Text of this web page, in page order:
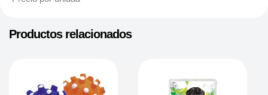
Productos relacionados